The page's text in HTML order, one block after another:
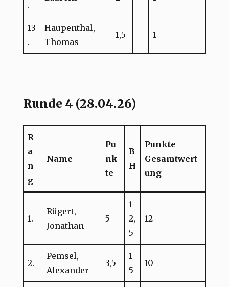
.
13
.
Haupenthal,
Thomas
1,5 1
Runde 4 (28.04.26)
R
a
n
g
Name
Pu
nk
te
B
H
Punkte
Gesamtwert
ung
1.
Rügert,
Jonathan
5
1
2,
5
12
2.
Pemsel,
Alexander
3,5
1
5
10